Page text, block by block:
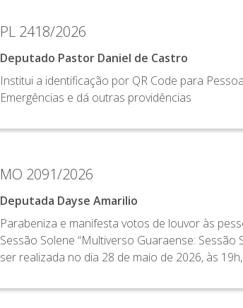
PL 2418/2026
Deputado Pastor Daniel de Castro
Institui a identificação por QR Code para
Emergências e dá outras providências
MO 2091/2026
Deputada Dayse Amarilio
Parabeniza e manifesta votos de louvor às
Sessão Solene “Multiverso Guaraense:
ser realizada no dia 28 de maio de 2026, às